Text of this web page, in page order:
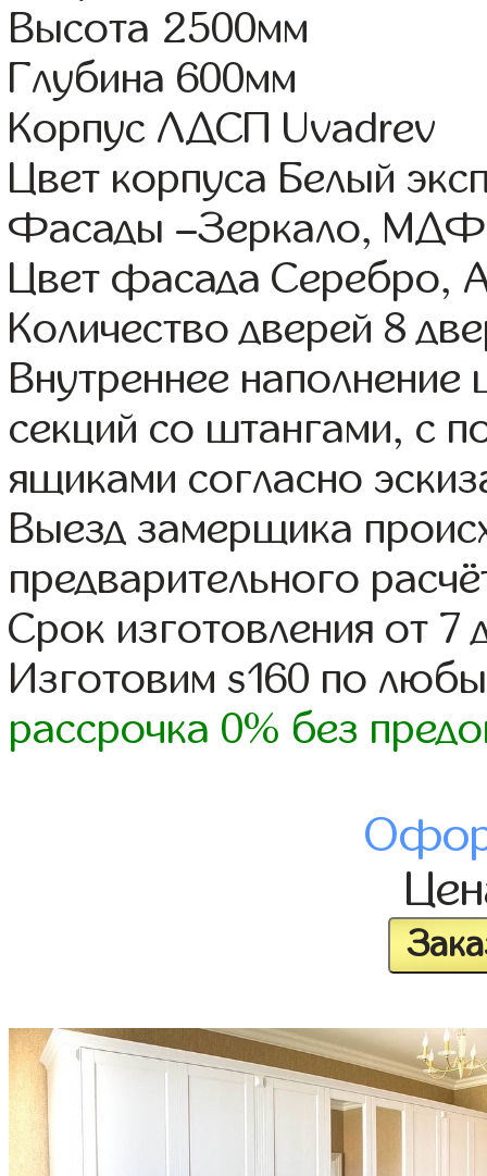
Высота 2500мм
Глубина 600мм
Корпус ЛДСП Uvadrev
Цвет корпуса Белый
Фасады –Зеркало, МДФ
Цвет фасада Серебро,
Количество дверей 8
Внутреннее
секций со штангами, с
ящиками согласно
Выезд замерщика
предварительного
Срок изготовления от 7
Изготовим s160 по
рассрочка 0% без